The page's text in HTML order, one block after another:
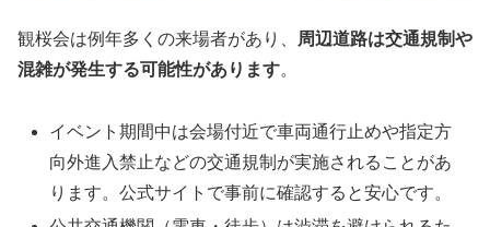
観桜会は例年多くの来場者があり、
周辺道路は交通規制や
混雑が発生する可能性があります。
イベント期間中は会場付近で車両通行止めや指定方
向外進入禁止などの交通規制が実施されることがあ
ります。公式サイトで事前に確認すると安心です。